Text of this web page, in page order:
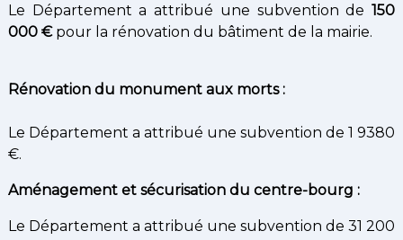
Le Département a attribué une subvention de150
000 €pour la rénovation du bâtiment de la mairie.
Rénovation du monument aux morts :
Le Département a attribué une subvention de 1 9380
€.
Aménagement et sécurisation du centre-bourg :
Le Département a attribué une subvention de 31 200